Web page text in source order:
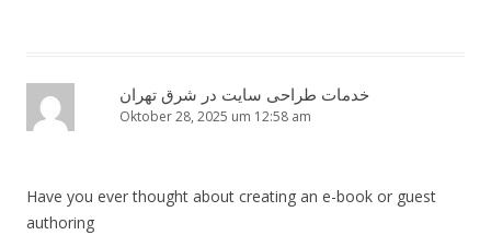
خدمات طراحی سایت در شرق تهران
Oktober 28, 2025 um 12:58 am
Have you ever thought about creating an e-book or guest
authoring